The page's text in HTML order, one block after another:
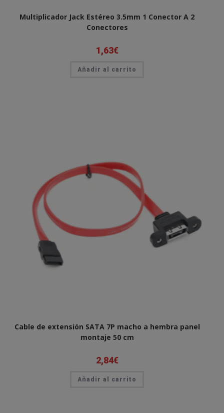
Multiplicador Jack Estéreo 3.5mm 1 Conector A 2
Conectores
1,63€
Añadir al carrito
Cable de extensión SATA 7P macho a hembra panel
montaje 50 cm
2,84€
Añadir al carrito